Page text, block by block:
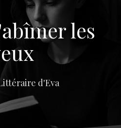
les
d'Eva